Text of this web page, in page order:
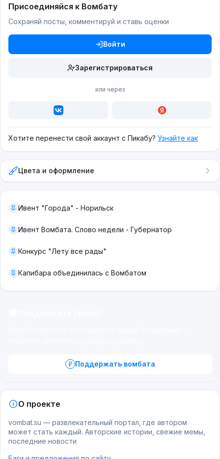
Присоединяйся к Вомбату
Сохраняй посты, комментируй и ставь оценки
Войти
Зарегистрироваться
или через
Хотите перенести свой аккаунт с Пикабу? Узнайте как
Цвета и оформление
Ивент "Города" - Норильск
Ивент Вомбата. Слово недели - Губернатор
Конкурс "Лету все рады"
Капибара объединилась с Вомбатом
Поддержать вомбата
О проекте
vombat.su — развлекательный портал, где автором
может стать каждый. Авторские истории, свежие мемы,
последние новости